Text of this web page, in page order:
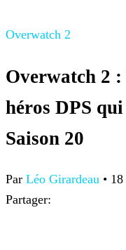
Overwatch 2
Overwatch 2 :
héros DPS
Saison 20
Par Léo Girardeau •
Partager: